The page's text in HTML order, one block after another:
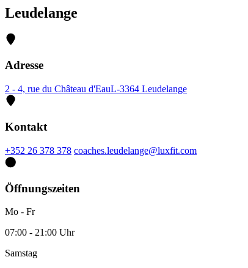
Leudelange
Adresse
2 - 4, rue du Château d'EauL-3364 Leudelange
Kontakt
+352 26 378 378 coaches.leudelange@luxfit.com
Öffnungszeiten
Mo - Fr
07:00 - 21:00 Uhr
Samstag